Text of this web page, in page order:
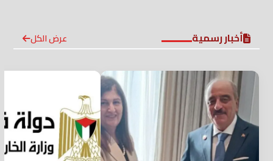
أخبار رسمية عرض الكل